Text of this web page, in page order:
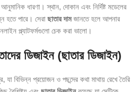
ধারণা। স্থান, দোকান এবং নির্দিষ্ট মডেলের
হতে পারে। সেরা ছাতার দামজানতে হলে আপনার
প্ল্যাটফর্মগুলো চেক করা ভালো।
ডিজাইন (ছাতার ডিজাইন)
যা বিভিন্ন প্রয়োজন ও পছন্দের কথা মাথায় রেখে তৈরি